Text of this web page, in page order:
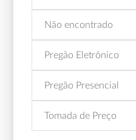
Não encontrado
Pregão Eletrônico
Pregão Presencial
Tomada de Preço